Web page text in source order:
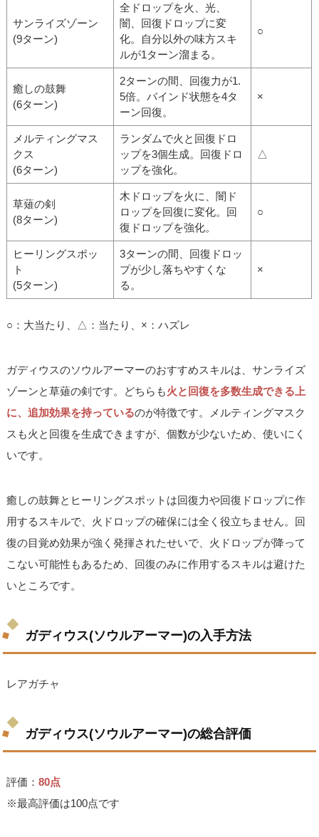
サンライズゾーン
(9ターン)
全ドロップを火、光、
闇、回復ドロップに変
化。自分以外の味方スキ
ルが1ターン溜まる。
○
癒しの鼓舞
(6ターン)
2ターンの間、回復力が1.
5倍。バインド状態を4タ
ーン回復。
×
メルティングマス
クス
(6ターン)
ランダムで火と回復ドロ
ップを3個生成。回復ドロ
ップを強化。
△
草薙の剣
(8ターン)
木ドロップを火に、闇ド
ロップを回復に変化。回
復ドロップを強化。
○
ヒーリングスポッ
ト
(5ターン)
3ターンの間、回復ドロッ
プが少し落ちやすくな
る。
×
○：大当たり、△：当たり、×：ハズレ
ガディウスのソウルアーマーのおすすめスキルは、サンライズ
ゾーンと草薙の剣です。どちらも火と回復を多数生成できる上
に、追加効果を持っているのが特徴です。メルティングマスク
スも火と回復を生成できますが、個数が少ないため、使いにく
いです。
癒しの鼓舞とヒーリングスポットは回復力や回復ドロップに作
用するスキルで、火ドロップの確保には全く役立ちません。回
復の目覚め効果が強く発揮されたせいで、火ドロップが降って
こない可能性もあるため、回復のみに作用するスキルは避けた
いところです。
ガディウス(ソウルアーマー)の入手方法
レアガチャ
ガディウス(ソウルアーマー)の総合評価
評価：80点
※最高評価は100点です